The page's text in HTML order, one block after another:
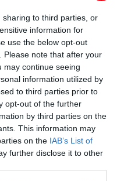
to third parties, or
information for
use the below opt-out
Please note that after your
may continue seeing
information utilized by
to third parties prior to
opt-out of the further
by third parties on the
This information may
on the IAB’s List of
further disclose it to other